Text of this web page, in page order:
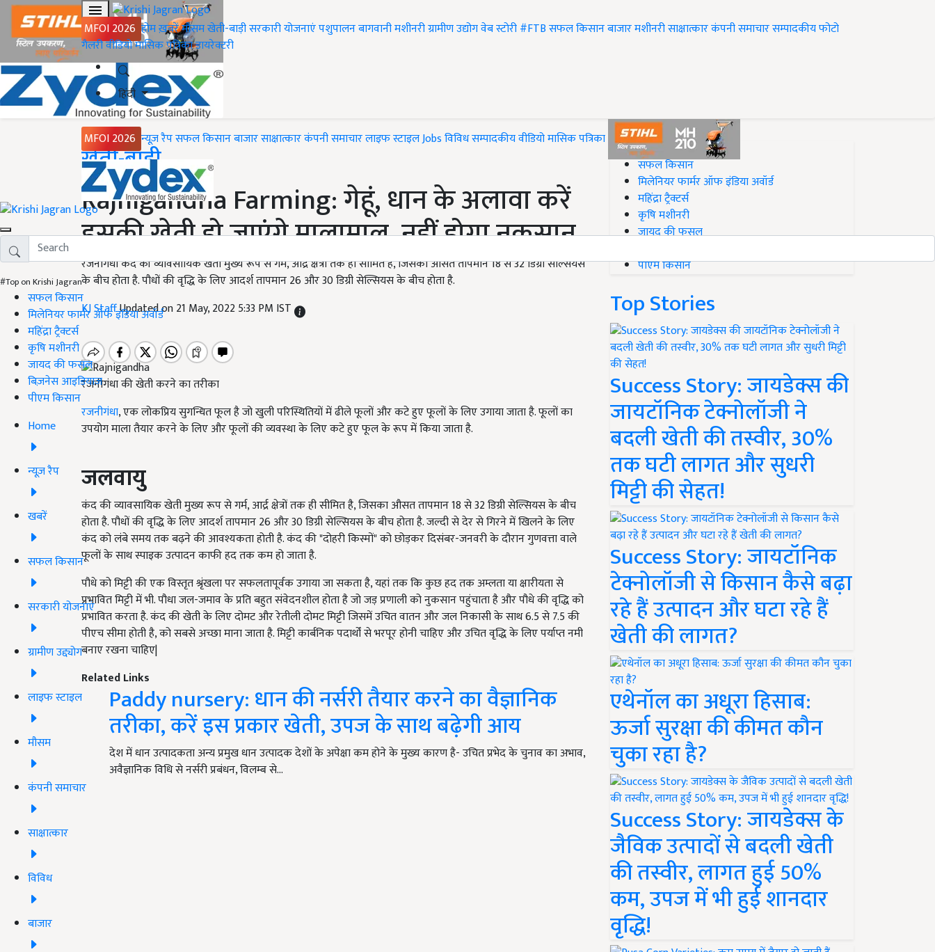
MFOI 2026 होमख़बरेंमौसमखेती-बाड़ीसरकारी योजनाएंपशुपालनबागवानीमशीनरीग्रामीण उद्योगवेब स्टोरी#FTBसफल किसानबाजारमशीनरीसाक्षात्कारकंपनी समाचारसम्पादकीयफोटो
गैलरीवीडियोमासिक पत्रिकाडायरेक्टरी
हिंदी
MFOI 2026 न्यूज़ रैपसफल किसानबाजारसाक्षात्कारकंपनी समाचारलाइफ स्टाइलJobsविविधसम्पादकीयवीडियोमासिक पत्रिका
#Top on Krishi Jagran
सफल किसान
मिलेनियर फार्मर ऑफ इंडिया अवॉर्ड
महिंद्रा ट्रैक्टर्स
कृषि मशीनरी
जायद की फसल
बिज़नेस आइडियाज
पीएम किसान
Home
न्यूज़ रैप
खबरें
सफल किसान
सरकारी योजनाएं
ग्रामीण उद्द्योग
लाइफ स्टाइल
मौसम
कंपनी समाचार
साक्षात्कार
विविध
बाजार
Home
खेती-बाड़ी
Rajnigandha Farming: गेहूं, धान के अलावा करें
इसकी खेती हो जाएंगे मालामाल, नहीं होगा नुकसान
रजनीगंधा कंद की व्यावसायिक खेती मुख्य रूप से गर्म, आर्द्र क्षेत्रों तक ही सीमित है, जिसका औसत तापमान 18 से 32 डिग्री सेल्सियस
के बीच होता है. पौधों की वृद्धि के लिए आदर्श तापमान 26 और 30 डिग्री सेल्सियस के बीच होता है.
KJ StaffUpdated on 21 May, 2022 5:33 PM IST
रजनीगंधा की खेती करने का तरीका
रजनीगंधा, एक लोकप्रिय सुगन्धित फूल है जो खुली परिस्थितियों में ढीले फूलों और कटे हुए फूलों के लिए उगाया जाता है. फूलों का
उपयोग माला तैयार करने के लिए और फूलों की व्यवस्था के लिए कटे हुए फूल के रूप में किया जाता है.
जलवायु
कंद की व्यावसायिक खेती मुख्य रूप से गर्म, आर्द्र क्षेत्रों तक ही सीमित है, जिसका औसत तापमान 18 से 32 डिग्री सेल्सियस के बीच
होता है. पौधों की वृद्धि के लिए आदर्श तापमान 26 और 30 डिग्री सेल्सियस के बीच होता है. जल्दी से देर से गिरने में खिलने के लिए
कंद को लंबे समय तक बढ़ने की आवश्यकता होती है. कंद की "दोहरी किस्मों" को छोड़कर दिसंबर-जनवरी के दौरान गुणवत्ता वाले
फूलों के साथ स्पाइक उत्पादन काफी हद तक कम हो जाता है.
पौधे को मिट्टी की एक विस्तृत श्रृंखला पर सफलतापूर्वक उगाया जा सकता है, यहां तक ​​कि कुछ हद तक अम्लता या क्षारीयता से
प्रभावित मिट्टी में भी. पौधा जल-जमाव के प्रति बहुत संवेदनशील होता है जो जड़ प्रणाली को नुकसान पहुंचाता है और पौधे की वृद्धि को
प्रभावित करता है. कंद की खेती के लिए दोमट और रेतीली दोमट मिट्टी जिसमें उचित वातन और जल निकासी के साथ 6.5 से 7.5 की
पीएच सीमा होती है, को सबसे अच्छा माना जाता है. मिट्टी कार्बनिक पदार्थों से भरपूर होनी चाहिए और उचित वृद्धि के लिए पर्याप्त नमी
बनाए रखना चाहिए|
Related Links
Paddy nursery: धान की नर्सरी तैयार करने का वैज्ञानिक
तरीका, करें इस प्रकार खेती, उपज के साथ बढ़ेगी आय
देश में धान उत्पादकता अन्य प्रमुख धान उत्पादक देशों के अपेक्षा कम होने के मुख्य कारण है- उचित प्रभेद के चुनाव का अभाव,
अवैज्ञानिक विधि से नर्सरी प्रबंधन, विलम्ब से…
#Top on Krishi Jagran
सफल किसान
मिलेनियर फार्मर ऑफ इंडिया अवॉर्ड
महिंद्रा ट्रैक्टर्स
कृषि मशीनरी
जायद की फसल
पीएम किसान
Top Stories
Success Story: जायडेक्स की
जायटॉनिक टेक्नोलॉजी ने
बदली खेती की तस्वीर, 30%
तक घटी लागत और सुधरी
मिट्टी की सेहत!
Success Story: जायटॉनिक
टेक्नोलॉजी से किसान कैसे बढ़ा
रहे हैं उत्पादन और घटा रहे हैं
खेती की लागत?
एथेनॉल का अधूरा हिसाब:
ऊर्जा सुरक्षा की कीमत कौन
चुका रहा है?
Success Story: जायडेक्स के
जैविक उत्पादों से बदली खेती
की तस्वीर, लागत हुई 50%
कम, उपज में भी हुई शानदार
वृद्धि!